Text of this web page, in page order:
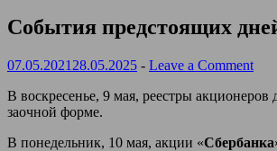
События предстоящих
07.05.2021 28.05.2025 - Leave a Comment
В воскресенье, 9 мая, реестры
заочной форме.
В понедельник, 10 мая, акции «Сбербанка